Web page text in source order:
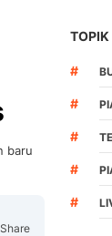
baru
Share
TOPIK
#
#
#
#
#